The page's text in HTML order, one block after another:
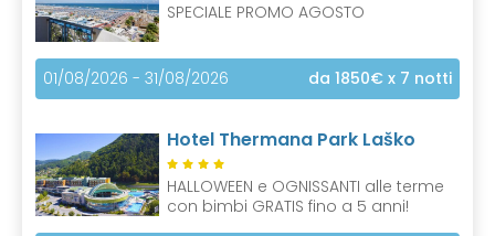
SPECIALE PROMO AGOSTO
01/08/2026 - 31/08/2026 da 1850€ x 7 notti
Hotel Thermana Park Laško
HALLOWEEN e OGNISSANTI alle terme
con bimbi GRATIS fino a 5 anni!